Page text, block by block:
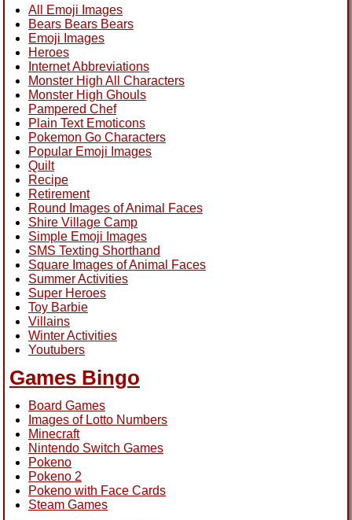
All Emoji Images
Bears Bears Bears
Emoji Images
Heroes
Internet Abbreviations
Monster High All Characters
Monster High Ghouls
Pampered Chef
Plain Text Emoticons
Pokemon Go Characters
Popular Emoji Images
Quilt
Recipe
Retirement
Round Images of Animal Faces
Shire Village Camp
Simple Emoji Images
SMS Texting Shorthand
Square Images of Animal Faces
Summer Activities
Super Heroes
Toy Barbie
Villains
Winter Activities
Youtubers
Games Bingo
Board Games
Images of Lotto Numbers
Minecraft
Nintendo Switch Games
Pokeno
Pokeno 2
Pokeno with Face Cards
Steam Games